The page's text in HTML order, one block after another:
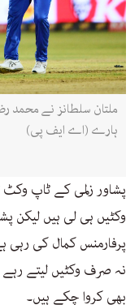
ملتان سلطانز نے محمد
ہارے (اے ایف پی)
وکٹیں ہی لی ہیں لیکن
پرفارمنس کمال کی رہی
نہ صرف وکٹیں لیتے
بھی کروا چکے ہیں۔